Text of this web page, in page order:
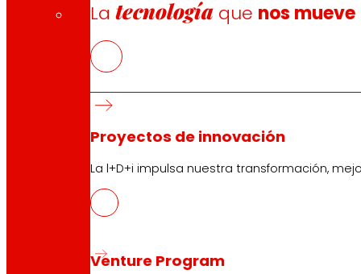
Latecnología que nos mueve
Proyectos de innovación
La l+D+i impulsa nuestra transformación,
Venture Program